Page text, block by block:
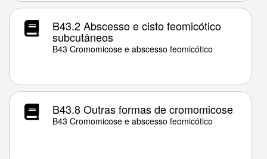
B43.2 Abscesso e cisto feomicótico
subcutâneos
B43 Cromomicose e abscesso feomicótico
B43.8 Outras formas de cromomicose
B43 Cromomicose e abscesso feomicótico